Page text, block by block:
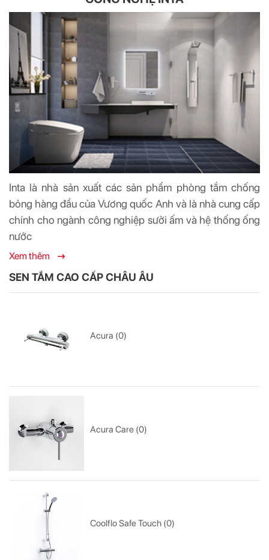
Inta là nhà sản xuất các sản phẩm phòng tắm chống
bỏng hàng đầu của Vương quốc Anh và là nhà cung cấp
chính cho ngành công nghiệp sưởi ấm và hệ thống ống
nước
Xem thêm
SEN TẮM CAO CẤP CHÂU ÂU
Acura (0)
Acura Care (0)
Coolflo Safe Touch (0)